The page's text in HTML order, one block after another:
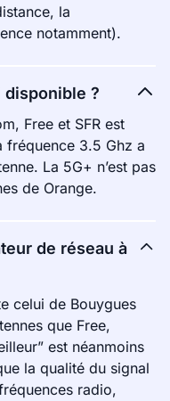
la
notamment).
disponible ?
Free et SFR est
fréquence 3.5 Ghz a
La 5G+ n’est pas
de Orange.
de réseau à
celui de Bouygues
que Free,
est néanmoins
la qualité du signal
radio,